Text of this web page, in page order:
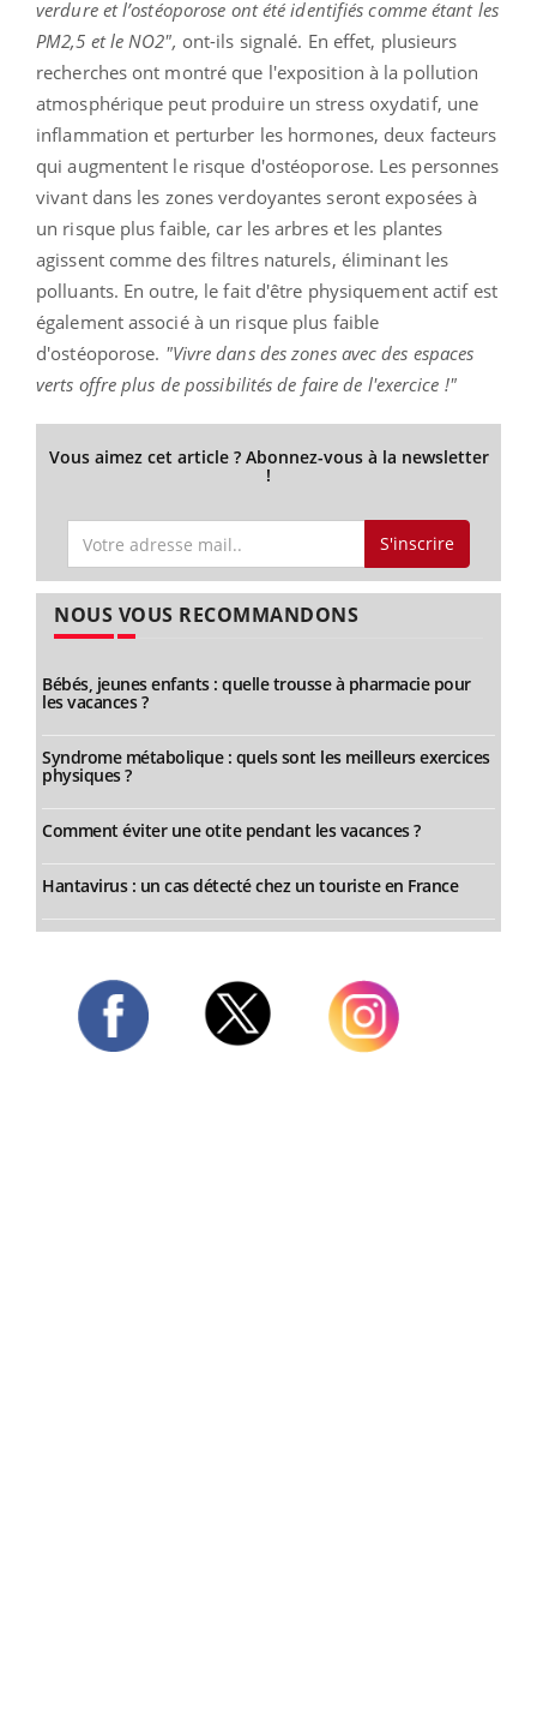
verdure et l’ostéoporose ont été identifiés comme étant les
PM2,5 et le NO2", ont-ils signalé. En effet, plusieurs
recherches ont montré que l'exposition à la pollution
atmosphérique peut produire un stress oxydatif, une
inflammation et perturber les hormones, deux facteurs
qui augmentent le risque d'ostéoporose. Les personnes
vivant dans les zones verdoyantes seront exposées à
un risque plus faible, car les arbres et les plantes
agissent comme des filtres naturels, éliminant les
polluants. En outre, le fait d'être physiquement actif est
également associé à un risque plus faible
d'ostéoporose. "Vivre dans des zones avec des espaces
verts offre plus de possibilités de faire de l'exercice !"
Vous aimez cet article ? Abonnez-vous à la newsletter
!
S'inscrire
NOUS VOUS RECOMMANDONS
Bébés, jeunes enfants : quelle trousse à pharmacie pour
les vacances ?
Syndrome métabolique : quels sont les meilleurs exercices
physiques ?
Comment éviter une otite pendant les vacances ?
Hantavirus : un cas détecté chez un touriste en France